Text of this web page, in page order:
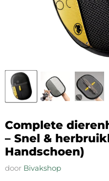
Complete
– Snel &
Handschoen)
door Bivakshop